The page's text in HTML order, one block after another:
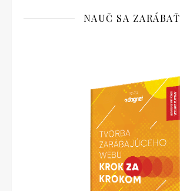
NAUČ SA ZARÁBAŤ